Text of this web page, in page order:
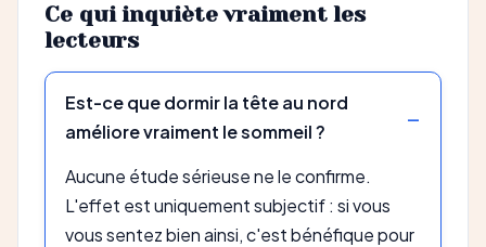
Ce qui inquiète vraiment les
lecteurs
Est-ce que dormir la tête au nord
améliore vraiment le sommeil ?
Aucune étude sérieuse ne le confirme.
L'effet est uniquement subjectif : si vous
vous sentez bien ainsi, c'est bénéfique pour